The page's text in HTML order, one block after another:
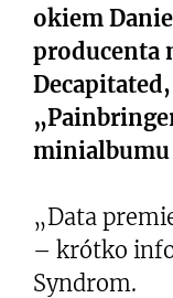
okiem
producenta
„Data
– krótko
Syndrom.